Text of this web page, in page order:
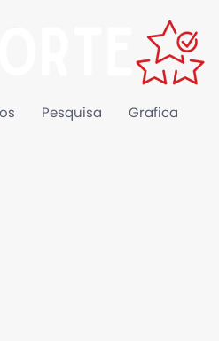
Pesquisa Grafica